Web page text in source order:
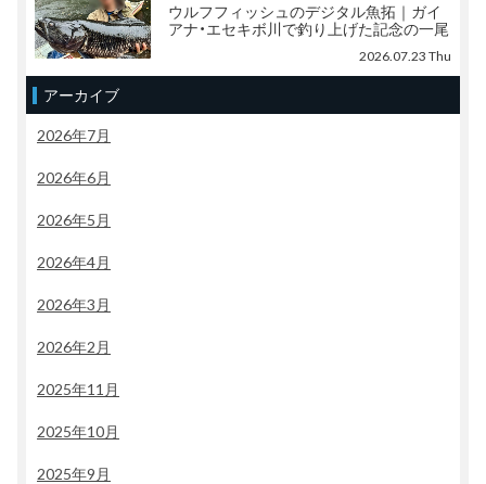
ウルフフィッシュのデジタル魚拓｜ガイ
アナ・エセキボ川で釣り上げた記念の一尾
2026.07.23 Thu
アーカイブ
2026年7月
2026年6月
2026年5月
2026年4月
2026年3月
2026年2月
2025年11月
2025年10月
2025年9月